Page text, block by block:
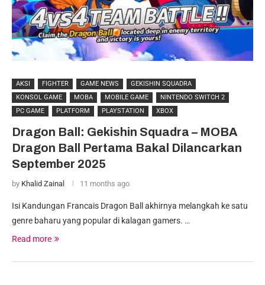
AKSI FIGHTER GAME NEWS
GEKISHIN SQUADRA
KONSOL GAME
MOBA MOBILE GAME
NINTENDO SWITCH 2
PC GAME
PLATFORM PLAYSTATION XBOX
Dragon Ball: Gekishin Squadra – MOBA
Dragon Ball Pertama Bakal Dilancarkan
September 2025
by Khalid Zainal 11 months ago
Isi Kandungan Francais Dragon Ball akhirnya melangkah ke satu
genre baharu yang popular di kalagan gamers. …
Read more